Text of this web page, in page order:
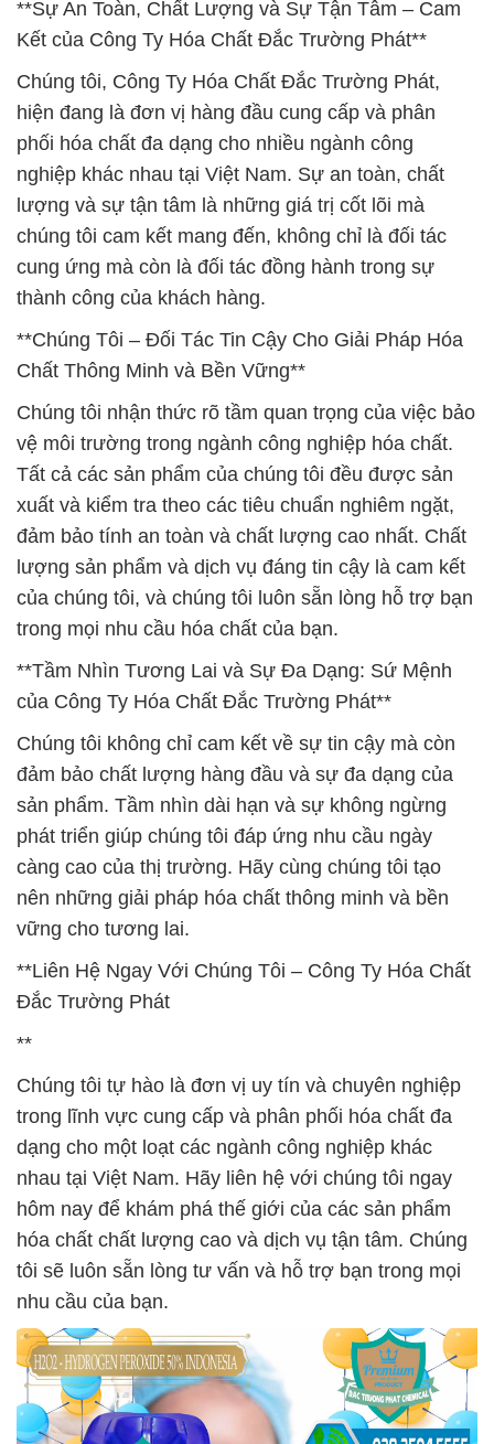
**Sự An Toàn, Chất Lượng và Sự Tận Tâm – Cam
Kết của Công Ty Hóa Chất Đắc Trường Phát**
Chúng tôi, Công Ty Hóa Chất Đắc Trường Phát,
hiện đang là đơn vị hàng đầu cung cấp và phân
phối hóa chất đa dạng cho nhiều ngành công
nghiệp khác nhau tại Việt Nam. Sự an toàn, chất
lượng và sự tận tâm là những giá trị cốt lõi mà
chúng tôi cam kết mang đến, không chỉ là đối tác
cung ứng mà còn là đối tác đồng hành trong sự
thành công của khách hàng.
**Chúng Tôi – Đối Tác Tin Cậy Cho Giải Pháp Hóa
Chất Thông Minh và Bền Vững**
Chúng tôi nhận thức rõ tầm quan trọng của việc bảo
vệ môi trường trong ngành công nghiệp hóa chất.
Tất cả các sản phẩm của chúng tôi đều được sản
xuất và kiểm tra theo các tiêu chuẩn nghiêm ngặt,
đảm bảo tính an toàn và chất lượng cao nhất. Chất
lượng sản phẩm và dịch vụ đáng tin cậy là cam kết
của chúng tôi, và chúng tôi luôn sẵn lòng hỗ trợ bạn
trong mọi nhu cầu hóa chất của bạn.
**Tầm Nhìn Tương Lai và Sự Đa Dạng: Sứ Mệnh
của Công Ty Hóa Chất Đắc Trường Phát**
Chúng tôi không chỉ cam kết về sự tin cậy mà còn
đảm bảo chất lượng hàng đầu và sự đa dạng của
sản phẩm. Tầm nhìn dài hạn và sự không ngừng
phát triển giúp chúng tôi đáp ứng nhu cầu ngày
càng cao của thị trường. Hãy cùng chúng tôi tạo
nên những giải pháp hóa chất thông minh và bền
vững cho tương lai.
**Liên Hệ Ngay Với Chúng Tôi – Công Ty Hóa Chất
Đắc Trường Phát
**
Chúng tôi tự hào là đơn vị uy tín và chuyên nghiệp
trong lĩnh vực cung cấp và phân phối hóa chất đa
dạng cho một loạt các ngành công nghiệp khác
nhau tại Việt Nam. Hãy liên hệ với chúng tôi ngay
hôm nay để khám phá thế giới của các sản phẩm
hóa chất chất lượng cao và dịch vụ tận tâm. Chúng
tôi sẽ luôn sẵn lòng tư vấn và hỗ trợ bạn trong mọi
nhu cầu của bạn.